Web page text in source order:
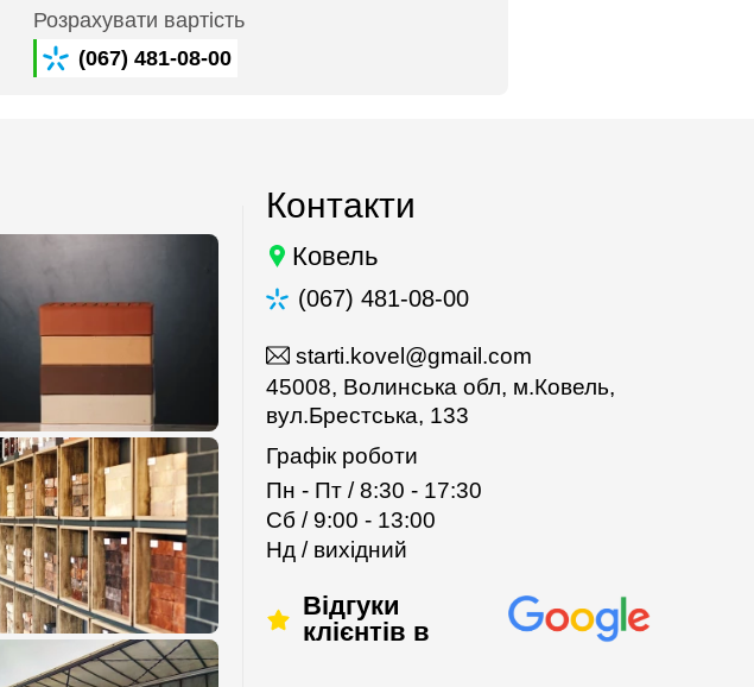
Розрахувати вартість
(067) 481-08-00
Контакти
Ковель
(067) 481-08-00
starti.kovel@gmail.com
45008, Волинська обл, м.Ковель,
вул.Брестська, 133
Графік роботи
Пн - Пт / 8:30 - 17:30
Сб / 9:00 - 13:00
Нд / вихідний
Відгуки
клієнтів в